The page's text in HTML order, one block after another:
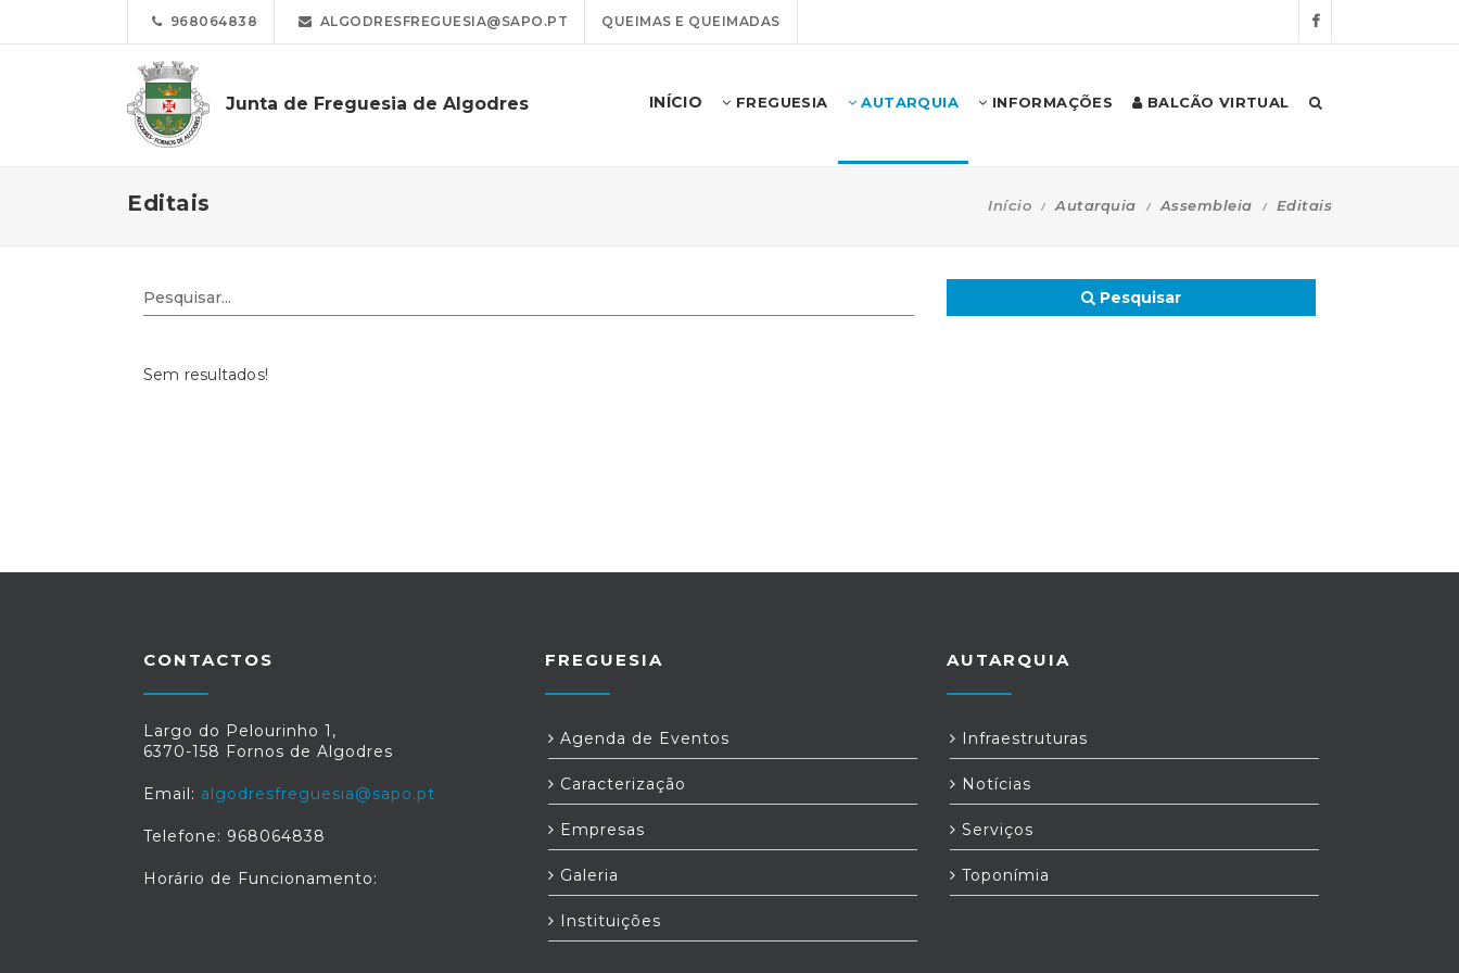
968064838 ALGODRESFREGUESIA@SAPO.PT QUEIMAS E QUEIMADAS
Junta de Freguesia de Algodres INÍCIO FREGUESIA AUTARQUIA INFORMAÇÕES BALCÃO VIRTUAL
Editais Início Autarquia Assembleia Editais
Pesquisar
Sem resultados!
CONTACTOS
Largo do Pelourinho 1,
6370-158 Fornos de Algodres
Email: algodresfreguesia@sapo.pt
Telefone: 968064838
Horário de Funcionamento:
FREGUESIA
Agenda de Eventos
Caracterização
Empresas
Galeria
Instituições
AUTARQUIA
Infraestruturas
Notícias
Serviços
Toponímia